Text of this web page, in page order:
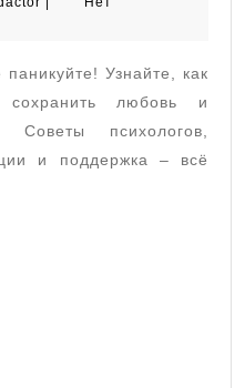
Узнайте, как
сохранить любовь и
психологов,
и поддержка – всё